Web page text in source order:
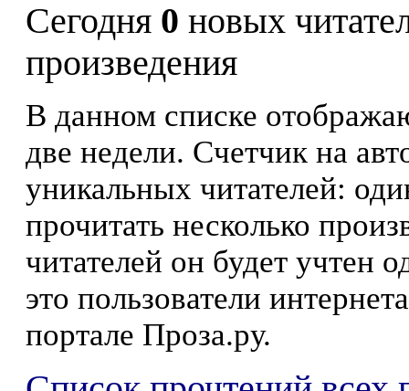
Сегодня 0 новых
произведения
В данном списке
две недели. Счетчик на
уникальных читателей:
прочитать несколько
читателей он будет учтен
это пользователи
портале Проза.ру.